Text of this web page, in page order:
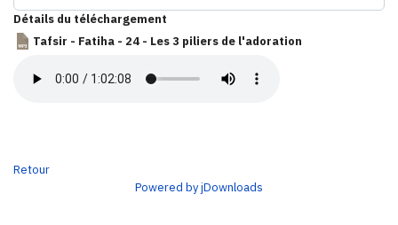
Détails du téléchargement
Tafsir - Fatiha - 24 - Les 3 piliers de l'adoration
Retour
Powered by jDownloads